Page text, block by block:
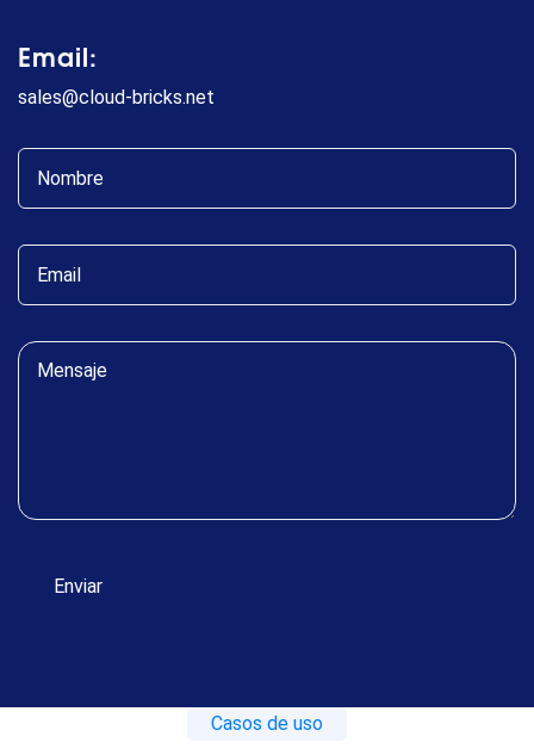
Email:
sales@cloud-bricks.net
Casos de uso